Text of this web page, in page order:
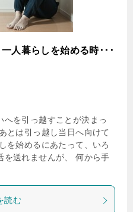
人暮らしを始める時･･･
へを引っ越すことが決まっ
とは引っ越し当日へ向けて
を始めるにあたって、いろ
を送れませんが、 何から手
読む